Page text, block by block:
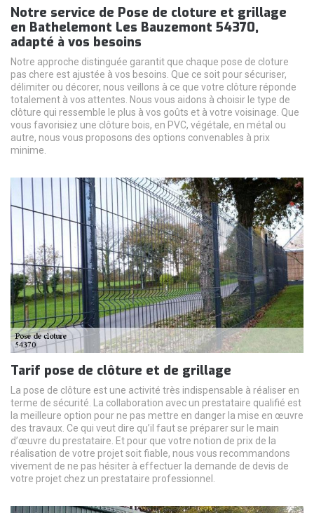
Notre service de Pose de cloture et grillage
en Bathelemont Les Bauzemont 54370,
adapté à vos besoins
Notre approche distinguée garantit que chaque pose de cloture
pas chere est ajustée à vos besoins. Que ce soit pour sécuriser,
délimiter ou décorer, nous veillons à ce que votre clôture réponde
totalement à vos attentes. Nous vous aidons à choisir le type de
clôture qui ressemble le plus à vos goûts et à votre voisinage. Que
vous favorisiez une clôture bois, en PVC, végétale, en métal ou
autre, nous vous proposons des options convenables à prix
minime.
Tarif pose de clôture et de grillage
La pose de clôture est une activité très indispensable à réaliser en
terme de sécurité. La collaboration avec un prestataire qualifié est
la meilleure option pour ne pas mettre en danger la mise en œuvre
des travaux. Ce qui veut dire qu’il faut se préparer sur le main
d’œuvre du prestataire. Et pour que votre notion de prix de la
réalisation de votre projet soit fiable, nous vous recommandons
vivement de ne pas hésiter à effectuer la demande de devis de
votre projet chez un prestataire professionnel.